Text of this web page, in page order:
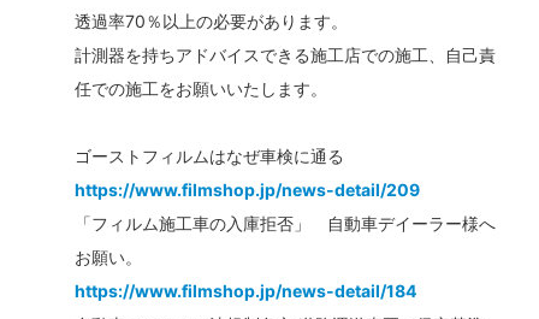
透過率70％以上の必要があります。
計測器を持ちアドバイスできる施工店での施工、自己責
任での施工をお願いいたします。
ゴーストフィルムはなぜ車検に通る
https://www.filmshop.jp/news-detail/209
「フィルム施工車の入庫拒否」 自動車デイーラー様へ
お願い。
https://www.filmshop.jp/news-detail/184